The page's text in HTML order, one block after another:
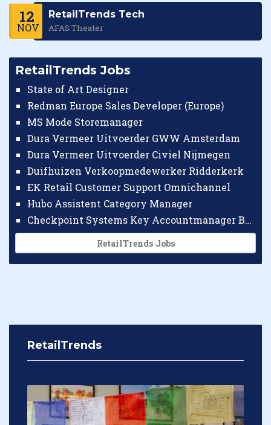
12
NOV
RetailTrends Tech
AFAS Theater
RetailTrends Jobs
State of Art Designer
Redman Europe Sales Developer (Europe)
MS Mode Storemanager
Dura Vermeer Uitvoerder GWW Amsterdam
Dura Vermeer Uitvoerder Civiel Nijmegen
Duifhuizen Verkoopmedewerker Ridderkerk
EK Retail Customer Support Omnichannel
Hubo Assistent Category Manager
Checkpoint Systems Key Accountmanager Benelux
RetailTrends Jobs
RetailTrends